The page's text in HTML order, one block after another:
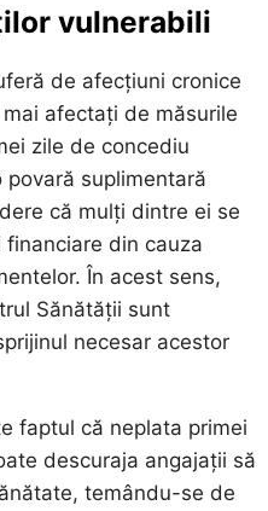
vulnerabili
de afecțiuni cronice
afectați de măsurile
zile de concediu
suplimentară
că mulți dintre ei se
din cauza
În acest sens,
Sănătății sunt
necesar acestor
faptul că neplata primei
descuraja angajații să
temându-se de